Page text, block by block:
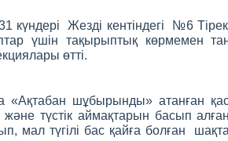
күндері Жезді кентіндегі №6
үшін тақырыптық көрмемен
өтті.
шұбырынды» атанған
түстік аймақтарын басып
мал түгілі бас қайға болған